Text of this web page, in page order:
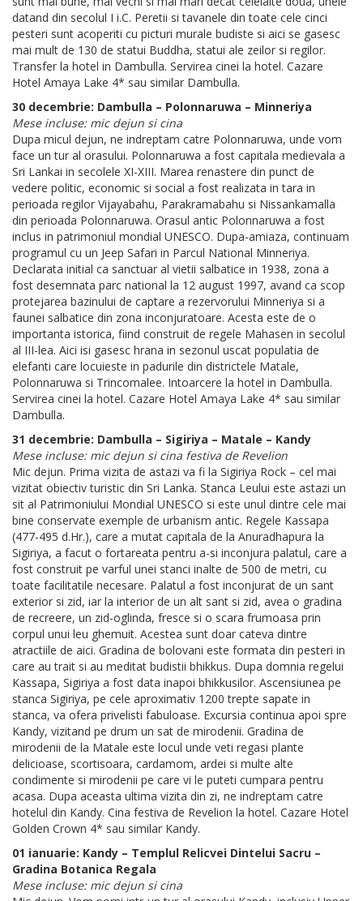
datand din secolul I i.C. Peretii si tavanele din toate cele cinci
pesteri sunt acoperiti cu picturi murale budiste si aici se gasesc
mai mult de 130 de statui Buddha, statui ale zeilor si regilor.
Transfer la hotel in Dambulla. Servirea cinei la hotel. Cazare
Hotel Amaya Lake 4* sau similar Dambulla.
30 decembrie: Dambulla – Polonnaruwa – Minneriya
Mese incluse: mic dejun si cina
Dupa micul dejun, ne indreptam catre Polonnaruwa, unde vom
face un tur al orasului. Polonnaruwa a fost capitala medievala a
Sri Lankai in secolele XI-XIII. Marea renastere din punct de
vedere politic, economic si social a fost realizata in tara in
perioada regilor Vijayabahu, Parakramabahu si Nissankamalla
din perioada Polonnaruwa. Orasul antic Polonnaruwa a fost
inclus in patrimoniul mondial UNESCO. Dupa-amiaza, continuam
programul cu un Jeep Safari in Parcul National Minneriya.
Declarata initial ca sanctuar al vietii salbatice in 1938, zona a
fost desemnata parc national la 12 august 1997, avand ca scop
protejarea bazinului de captare a rezervorului Minneriya si a
faunei salbatice din zona inconjuratoare. Acesta este de o
importanta istorica, fiind construit de regele Mahasen in secolul
al III-lea. Aici isi gasesc hrana in sezonul uscat populatia de
elefanti care locuieste in padurile din districtele Matale,
Polonnaruwa si Trincomalee. Intoarcere la hotel in Dambulla.
Servirea cinei la hotel. Cazare Hotel Amaya Lake 4* sau similar
Dambulla.
31 decembrie: Dambulla – Sigiriya – Matale – Kandy
Mese incluse: mic dejun si cina festiva de Revelion
Mic dejun. Prima vizita de astazi va fi la Sigiriya Rock – cel mai
vizitat obiectiv turistic din Sri Lanka. Stanca Leului este astazi un
sit al Patrimoniului Mondial UNESCO si este unul dintre cele mai
bine conservate exemple de urbanism antic. Regele Kassapa
(477-495 d.Hr.), care a mutat capitala de la Anuradhapura la
Sigiriya, a facut o fortareata pentru a-si inconjura palatul, care a
fost construit pe varful unei stanci inalte de 500 de metri, cu
toate facilitatile necesare. Palatul a fost inconjurat de un sant
exterior si zid, iar la interior de un alt sant si zid, avea o gradina
de recreere, un zid-oglinda, fresce si o scara frumoasa prin
corpul unui leu ghemuit. Acestea sunt doar cateva dintre
atractiile de aici. Gradina de bolovani este formata din pesteri in
care au trait si au meditat budistii bhikkus. Dupa domnia regelui
Kassapa, Sigiriya a fost data inapoi bhikkusilor. Ascensiunea pe
stanca Sigiriya, pe cele aproximativ 1200 trepte sapate in
stanca, va ofera privelisti fabuloase. Excursia continua apoi spre
Kandy, vizitand pe drum un sat de mirodenii. Gradina de
mirodenii de la Matale este locul unde veti regasi plante
delicioase, scortisoara, cardamom, ardei si multe alte
condimente si mirodenii pe care vi le puteti cumpara pentru
acasa. Dupa aceasta ultima vizita din zi, ne indreptam catre
hotelul din Kandy. Cina festiva de Revelion la hotel. Cazare Hotel
Golden Crown 4* sau similar Kandy.
01 ianuarie: Kandy – Templul Relicvei Dintelui Sacru –
Gradina Botanica Regala
Mese incluse: mic dejun si cina